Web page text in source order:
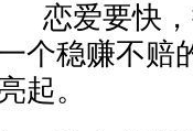
恋爱要快
个稳赚不赔
起。